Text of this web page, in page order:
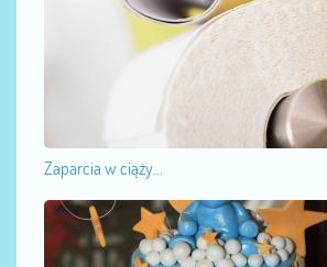
Zaparcia w ciąży...